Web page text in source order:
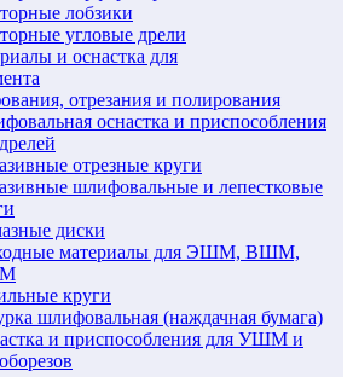
лобзики
угловые дрели
и оснастка для
отрезания и полирования
оснастка и приспособления
отрезные круги
шлифовальные и лепестковые
диски
материалы для ЭШМ, ВШМ,
круги
шлифовальная (наждачная бумага)
и приспособления для УШМ и